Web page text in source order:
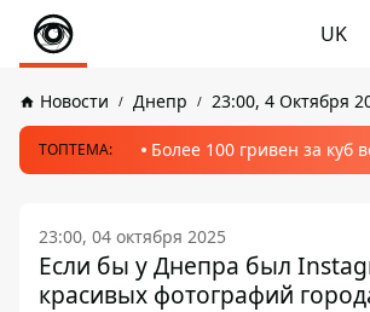
UK
Новости Днепр 23:00, 4 Октября
ТОПТЕМА: Более 100 гривен за
23:00, 04 октября 2025
Если бы у Днепра был
красивых фотографий